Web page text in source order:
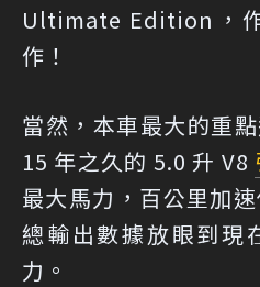
Ultimate Edition，
作！
當然，本車最大的重
15 年之久的 5.0 升 V8
最大馬力，百公里加
總輸出數據放眼到現
力。